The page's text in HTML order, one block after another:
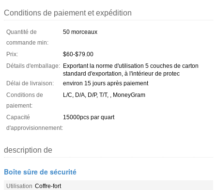
Conditions de paiement et expédition
Quantité de
commande min:
50 morceaux
Prix:
$60-$79.00
Détails d'emballage: Exportant la norme d'utilisation 5 couches de carton
standard d'exportation, à l'intérieur de protec
Délai de livraison:
environ 15 jours après paiement
Conditions de
paiement:
L/C, D/A, D/P, T/T, , MoneyGram
Capacité
d'approvisionnement:
15000pcs par quart
description de
Boîte sûre de sécurité
Utilisation Coffre-fort